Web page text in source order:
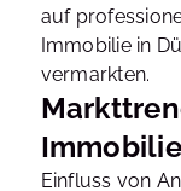
auf
Immobilie in
vermarkten.
Einfluss von